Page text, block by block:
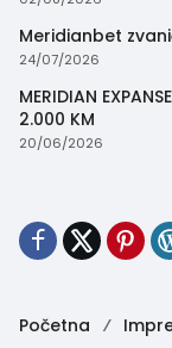
Meridianbet
24/07/2026
MERIDIAN
2.000 KM
20/06/2026
Početna